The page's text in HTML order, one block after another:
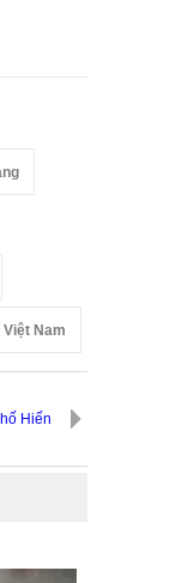
Việt Nam
Hiến